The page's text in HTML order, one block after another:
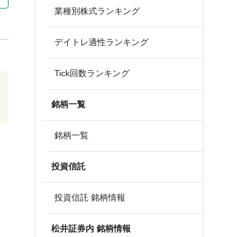
業種別株式ランキング
デイトレ適性ランキング
Tick回数ランキング
銘柄一覧
銘柄一覧
投資信託
投資信託 銘柄情報
松井証券内 銘柄情報